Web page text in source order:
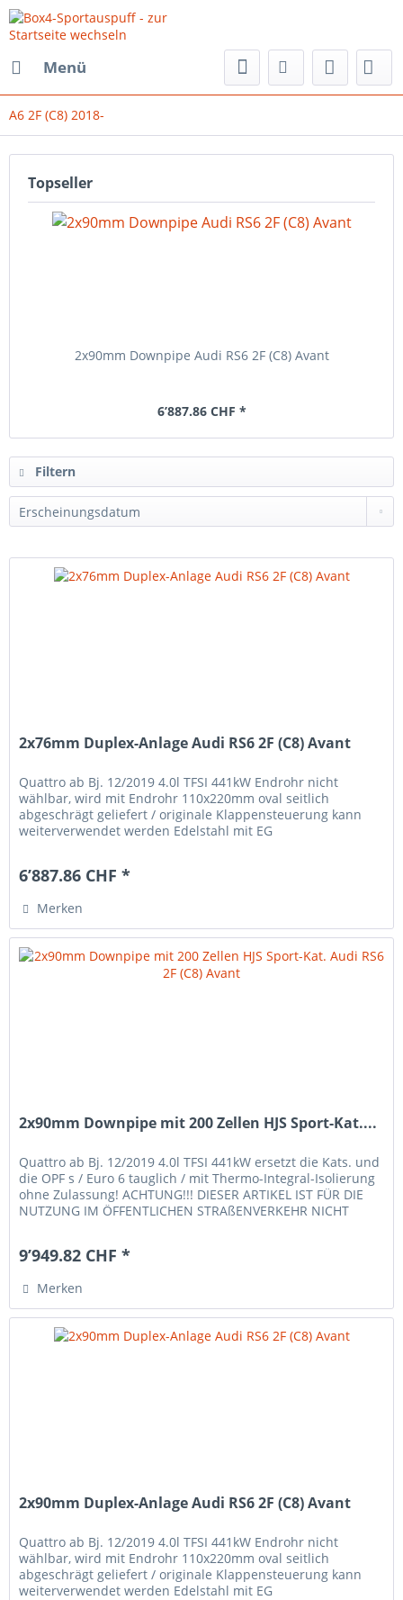
Menü
A6 2F (C8) 2018-
Topseller
2x90mm Downpipe Audi RS6 2F (C8) Avant
6’887.86 CHF *
Filtern
2x76mm Duplex-Anlage Audi RS6 2F (C8) Avant
Quattro ab Bj. 12/2019 4.0l TFSI 441kW Endrohr nicht
wählbar, wird mit Endrohr 110x220mm oval seitlich
abgeschrägt geliefert / originale Klappensteuerung kann
weiterverwendet werden Edelstahl mit EG
6’887.86 CHF *
Merken
2x90mm Downpipe mit 200 Zellen HJS Sport-Kat....
Quattro ab Bj. 12/2019 4.0l TFSI 441kW ersetzt die Kats. und
die OPF s / Euro 6 tauglich / mit Thermo-Integral-Isolierung
ohne Zulassung! ACHTUNG!!! DIESER ARTIKEL IST FÜR DIE
NUTZUNG IM ÖFFENTLICHEN STRAßENVERKEHR NICHT
9’949.82 CHF *
Merken
2x90mm Duplex-Anlage Audi RS6 2F (C8) Avant
Quattro ab Bj. 12/2019 4.0l TFSI 441kW Endrohr nicht
wählbar, wird mit Endrohr 110x220mm oval seitlich
abgeschrägt geliefert / originale Klappensteuerung kann
weiterverwendet werden Edelstahl mit EG